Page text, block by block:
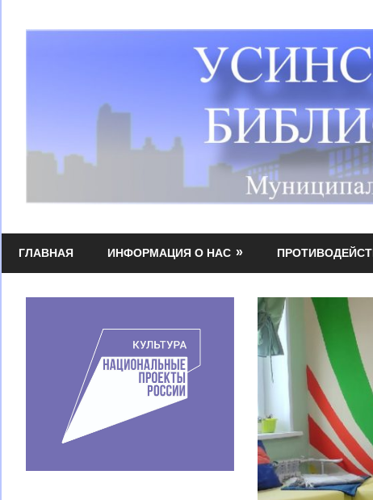
МБУК
УЦБС
библиотечная
ГЛАВНАЯ ИНФОРМАЦИЯ О НАС